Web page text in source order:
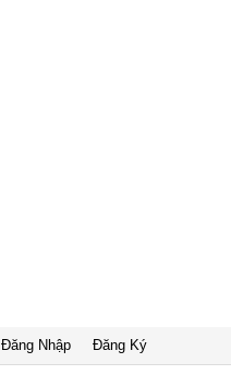
Đăng Ký
Đăng Nhập